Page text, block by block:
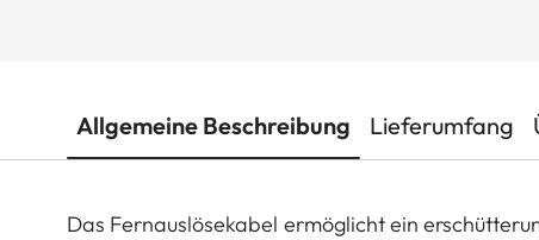
Allgemeine Beschreibung Lieferumfang
Das Fernauslösekabel ermöglicht ein